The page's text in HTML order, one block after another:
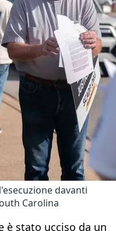
davanti
Carolina
è stato ucciso da un